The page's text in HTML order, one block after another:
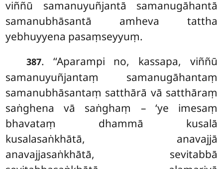
viññū samanuyuñjantā samanugāhantā
samanubhāsantā amheva tattha
yebhuyyena pasaṃseyyuṃ.
387. ‘‘Aparampi no, kassapa, viññū
samanuyuñjantaṃ samanugāhantaṃ
samanubhāsantaṃ satthārā vā satthāraṃ
saṅghena vā saṅghaṃ – ‘ye imesaṃ
bhavataṃ dhammā kusalā
kusalasaṅkhātā, anavajjā
anavajjasaṅkhātā, sevitabbā